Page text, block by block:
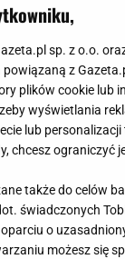
sp. z o.o.
powiązaną z
plików cookie lub
wyświetlania
lub
chcesz ograniczyć
także do celów
świadczonych
o
możesz się